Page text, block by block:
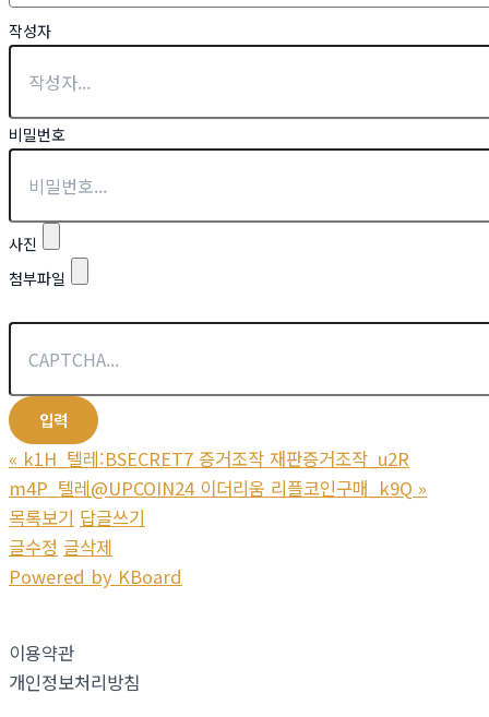
작성자
비밀번호
사진
첨부파일
« k1H_텔레:BSECRET7 증거조작 재판증거조작_u2R
m4P_텔레@UPCOIN24 이더리움 리플코인구매_k9Q »
목록보기 답글쓰기
글수정 글삭제
Powered by KBoard
이용약관
개인정보처리방침